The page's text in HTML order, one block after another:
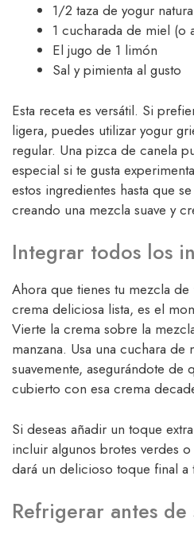
1/2 taza de yogur
1 cucharada de miel (o
El jugo de 1 limón
Sal y pimienta al gusto
Esta receta es versátil. Si
ligera, puedes utilizar yogur
regular. Una pizca de canela
especial si te gusta
estos ingredientes hasta que
creando una mezcla suave y
Integrar todos los
Ahora que tienes tu mezcla de
crema deliciosa lista, es el
Vierte la crema sobre la
manzana. Usa una cuchara
suavemente, asegurándote de
cubierto con esa crema
Si deseas añadir un toque
incluir algunos brotes verdes o
dará un delicioso toque final a
Refrigerar antes